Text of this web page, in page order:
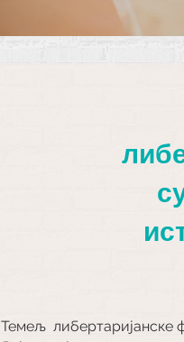
Темељ либертаријанске